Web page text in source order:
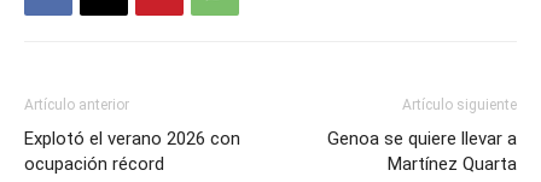
Artículo anterior
Explotó el verano 2026 con
ocupación récord
Artículo siguiente
Genoa se quiere llevar a
Martínez Quarta